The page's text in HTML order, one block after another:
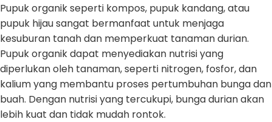
Pupuk organik seperti kompos, pupuk kandang, atau
pupuk hijau sangat bermanfaat untuk menjaga
kesuburan tanah dan memperkuat tanaman durian.
Pupuk organik dapat menyediakan nutrisi yang
diperlukan oleh tanaman, seperti nitrogen, fosfor, dan
kalium yang membantu proses pertumbuhan bunga dan
buah. Dengan nutrisi yang tercukupi, bunga durian akan
lebih kuat dan tidak mudah rontok.